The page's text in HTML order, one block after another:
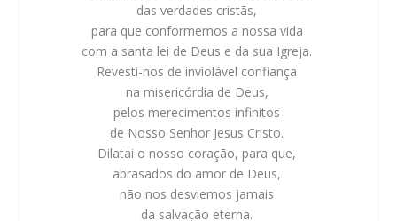
das verdades cristãs,
para que conformemos a nossa vida
com a santa lei de Deus e da sua Igreja.
Revesti-nos de inviolável confiança
na misericórdia de Deus,
pelos merecimentos infinitos
de Nosso Senhor Jesus Cristo.
Dilatai o nosso coração, para que,
abrasados do amor de Deus,
não nos desviemos jamais
da salvação eterna.